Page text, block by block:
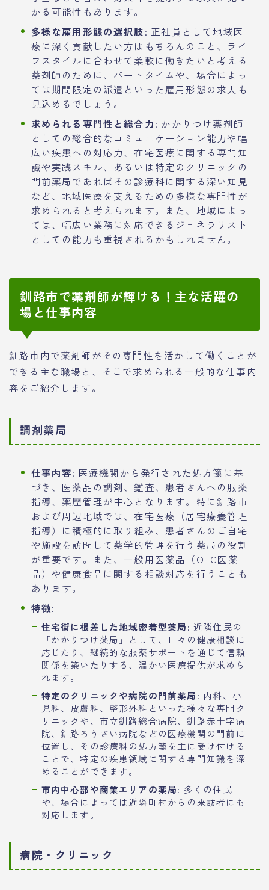
かる可能性もあります。
多様な雇用形態の選択肢: 正社員として地域医
療に深く貢献したい方はもちろんのこと、ライ
フスタイルに合わせて柔軟に働きたいと考える
薬剤師のために、パートタイムや、場合によっ
ては期間限定の派遣といった雇用形態の求人も
見込めるでしょう。
求められる専門性と総合力: かかりつけ薬剤師
としての総合的なコミュニケーション能力や幅
広い疾患への対応力、在宅医療に関する専門知
識や実践スキル、あるいは特定のクリニックの
門前薬局であればその診療科に関する深い知見
など、地域医療を支えるための多様な専門性が
求められると考えられます。また、地域によっ
ては、幅広い業務に対応できるジェネラリスト
としての能力も重視されるかもしれません。
釧路市で薬剤師が輝ける！主な活躍の
場と仕事内容
釧路市内で薬剤師がその専門性を活かして働くことが
できる主な職場と、そこで求められる一般的な仕事内
容をご紹介します。
調剤薬局
仕事内容: 医療機関から発行された処方箋に基
づき、医薬品の調剤、鑑査、患者さんへの服薬
指導、薬歴管理が中心となります。特に釧路市
および周辺地域では、在宅医療（居宅療養管理
指導）に積極的に取り組み、患者さんのご自宅
や施設を訪問して薬学的管理を行う薬局の役割
が重要です。また、一般用医薬品（OTC医薬
品）や健康食品に関する相談対応を行うことも
あります。
特徴:
住宅街に根差した地域密着型薬局: 近隣住民の
「かかりつけ薬局」として、日々の健康相談に
応じたり、継続的な服薬サポートを通じて信頼
関係を築いたりする、温かい医療提供が求めら
れます。
特定のクリニックや病院の門前薬局: 内科、小
児科、皮膚科、整形外科といった様々な専門ク
リニックや、市立釧路総合病院、釧路赤十字病
院、釧路ろうさい病院などの医療機関の門前に
位置し、その診療科の処方箋を主に受け付ける
ことで、特定の疾患領域に関する専門知識を深
めることができます。
市内中心部や商業エリアの薬局: 多くの住民
や、場合によっては近隣町村からの来訪者にも
対応します。
病院・クリニック